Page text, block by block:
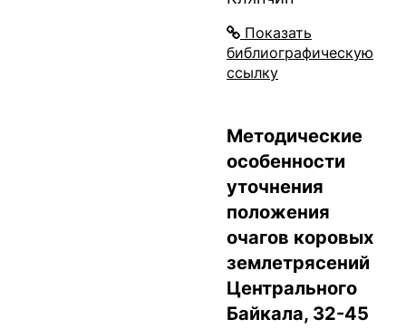
Показать
библиографическую
ссылку
Методические
особенности
уточнения
положения
очагов коровых
землетрясений
Центрального
Байкала, 32-45